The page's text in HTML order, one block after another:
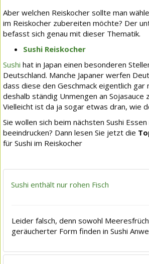
Aber welchen Reiskocher sollte man
im Reiskocher zubereiten möchte? Der
befasst sich genau mit dieser Thematik.
Sushi Reiskocher
Sushi hat in Japan einen besonderen
Deutschland. Manche Japaner werfen
dass diese den Geschmack eigentlich gar
deshalb ständig Unmengen an Sojasauce
Vielleicht ist da ja sogar etwas dran, wie
Sie wollen sich beim nächsten Sushi
beeindrucken? Dann lesen Sie jetzt die
für Sushi im Reiskocher
Sushi enthält nur rohen Fisch
Leider falsch, denn sowohl
geräucherter Form finden in Sushi